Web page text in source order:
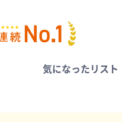
気になったリスト